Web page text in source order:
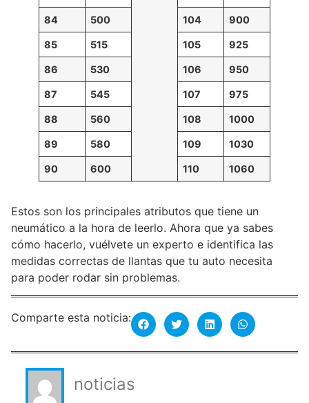
84 500 104 900
85 515 105 925
86 530 106 950
87 545 107 975
88 560 108 1000
89 580 109 1030
90 600 110 1060
Estos son los principales atributos que tiene un
neumático a la hora de leerlo. Ahora que ya sabes
cómo hacerlo, vuélvete un experto e identifica las
medidas correctas de llantas que tu auto necesita
para poder rodar sin problemas.
Comparte esta noticia:
noticias